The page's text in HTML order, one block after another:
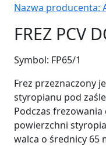
Nazwa producenta:
FREZ PCV
Symbol: FP65/1
Frez przeznaczony
styropianu pod
Podczas frezowania
powierzchni
walca o średnicy 65